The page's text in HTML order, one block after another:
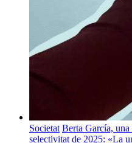
Societat Berta García,
selectivitat de 2025: «La